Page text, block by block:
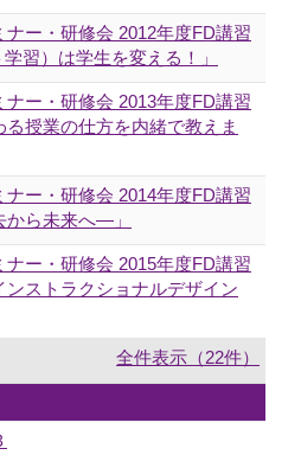
ー・研修会 2012年度FD講習
習）は学生を変える！」
ー・研修会 2013年度FD講習
授業の仕方を内緒で教えま
ー・研修会 2014年度FD講習
ら未来へ―」
ー・研修会 2015年度FD講習
ストラクショナルデザイン
全件表示（22件）